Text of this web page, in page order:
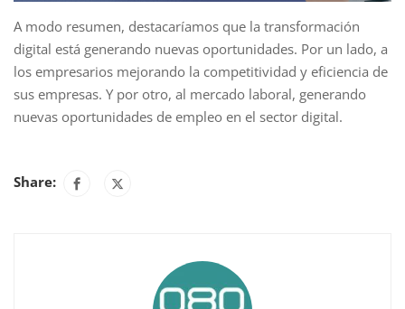
A modo resumen, destacaríamos que la transformación
digital está generando nuevas oportunidades. Por un lado, a
los empresarios mejorando la competitividad y eficiencia de
sus empresas. Y por otro, al mercado laboral, generando
nuevas oportunidades de empleo en el sector digital.
Share: